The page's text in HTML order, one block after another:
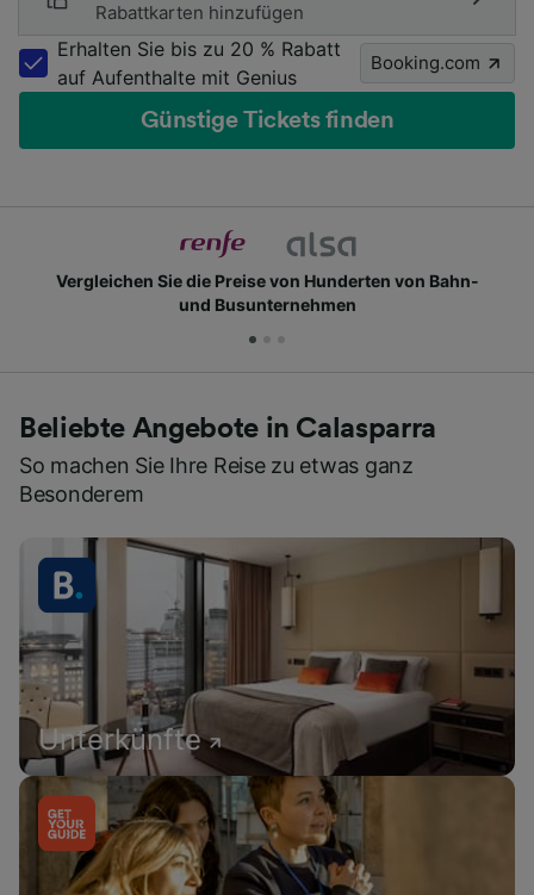
Rabattkarten hinzufügen
Erhalten Sie bis zu 20 % Rabatt
auf Aufenthalte mit Genius
Booking.com
Günstige Tickets finden
Sie die Preise von Hunderten von Bahn-
und Busunternehmen
Beliebte Angebote in Calasparra
So machen Sie Ihre Reise zu etwas ganz
Besonderem
Unterkünfte